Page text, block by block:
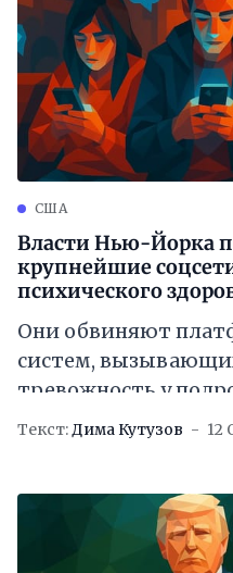
США
Власти Нью-Йорка
крупнейшие
психического
Они обвиняют
систем,
тревожность у
Текст:Дима Кутузов 12